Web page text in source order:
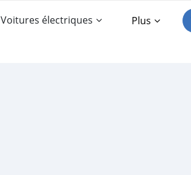
Voitures électriques Plus